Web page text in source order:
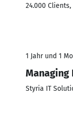
24.000
1 Jahr und 1
Styria IT